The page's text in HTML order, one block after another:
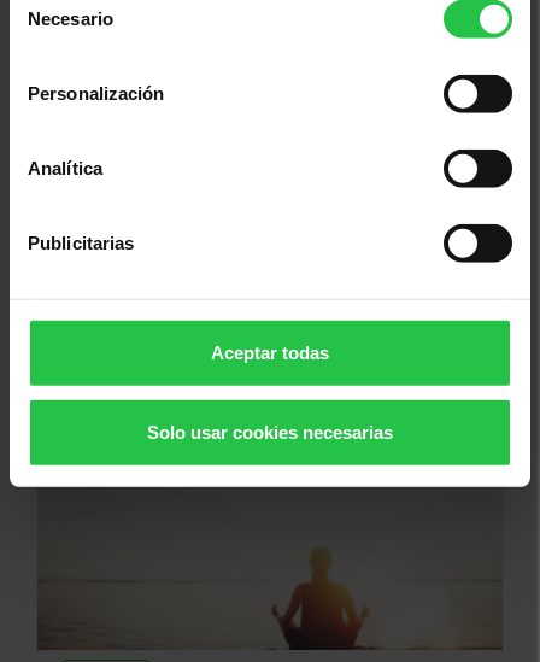
Necesario
Personalización
Analítica
Publicitarias
Aceptar todas
Solo usar cookies necesarias